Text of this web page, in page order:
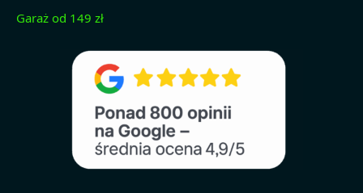
Garaż od 149 zł